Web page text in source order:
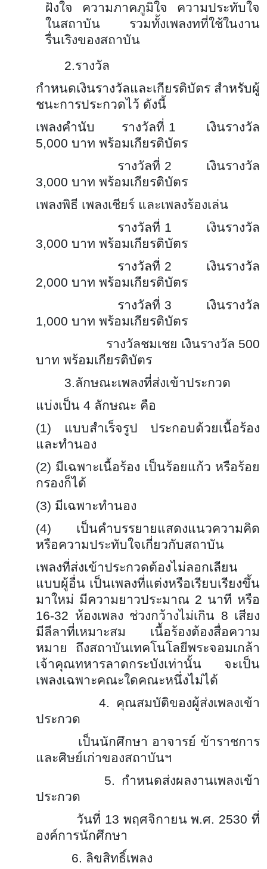
ฝังใจ ความภาคภูมิใจ ความประทับใจ
ในสถาบัน รวมทั้งเพลงทที่ใช้ในงาน
รื่นเริงของสถาบัน
2.รางวัล
กำหนดเงินรางวัลและเกียรติบัตร สำหรับผู้
ชนะการประกวดไว้ ดังนี้
เพลงคำนับ รางวัลที่ 1 เงินรางวัล
5,000 บาท พร้อมเกียรติบัตร
รางวัลที่ 2 เงินรางวัล
3,000 บาท พร้อมเกียรติบัตร
เพลงพิธี เพลงเชียร์ และเพลงร้องเล่น
รางวัลที่ 1 เงินรางวัล
3,000 บาท พร้อมเกียรติบัตร
รางวัลที่ 2 เงินรางวัล
2,000 บาท พร้อมเกียรติบัตร
รางวัลที่ 3 เงินรางวัล
1,000 บาท พร้อมเกียรติบัตร
รางวัลชมเชย เงินรางวัล 500
บาท พร้อมเกียรติบัตร
3.ลักษณะเพลงที่ส่งเข้าประกวด
แบ่งเป็น 4 ลักษณะ คือ
(1) แบบสำเร็จรูป ประกอบด้วยเนื้อร้อง
และทำนอง
(2) มีเฉพาะเนื้อร้อง เป็นร้อยแก้ว หรือร้อย
กรองก็ได้
(3) มีเฉพาะทำนอง
(4) เป็นคำบรรยายแสดงแนวความคิด
หรือความประทับใจเกี่ยวกับสถาบัน
เพลงที่ส่งเข้าประกวดต้องไม่ลอกเลียน
แบบผู้อื่น เป็นเพลงที่แต่งหรือเรียบเรียงขึ้น
มาใหม่ มีความยาวประมาณ 2 นาที หรือ
16-32 ห้องเพลง ช่วงกว้างไม่เกิน 8 เสียง
มีลีลาที่เหมาะสม เนื้อร้องต้องสื่อความ
หมาย ถึงสถาบันเทคโนโลยีพระจอมเกล้า
เจ้าคุณทหารลาดกระบังเท่านั้น จะเป็น
เพลงเฉพาะคณะใดคณะหนึ่งไม่ได้
4. คุณสมบัติของผู้ส่งเพลงเข้า
ประกวด
เป็นนักศึกษา อาจารย์ ข้าราชการ
และศิษย์เก่าของสถาบันฯ
5. กำหนดส่งผลงานเพลงเข้า
ประกวด
วันที่ 13 พฤศจิกายน พ.ศ. 2530 ที่
องค์การนักศึกษา
6. ลิขสิทธิ์เพลง